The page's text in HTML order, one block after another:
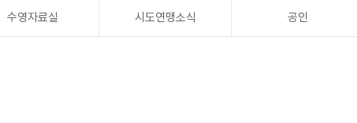
수영자료실 시도연맹소식 공인